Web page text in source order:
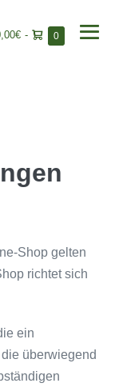
- 0Elemente
Shop gelten
richtet sich
ein
überwiegend